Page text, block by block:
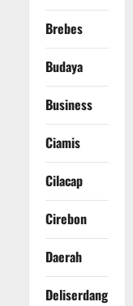
Brebes
Budaya
Business
Ciamis
Cilacap
Cirebon
Daerah
Deliserdang